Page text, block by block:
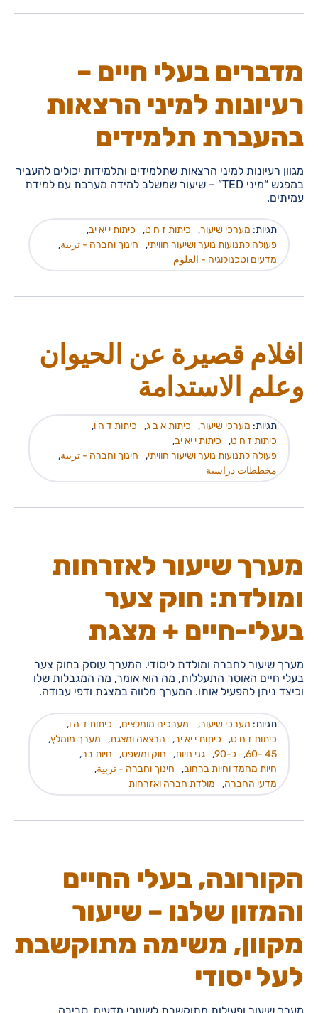
מדברים בעלי חיים –
רעיונות למיני הרצאות
בהעברת תלמידים
מגוון רעיונות למיני הרצאות שתלמידים ותלמידות יכולים להעביר
במפגש “מיני TED” – שיעור שמשלב למידה מערבת עם למידת
עמיתים.
תגיות: מערכי שיעור, כיתות ז ח ט, כיתות י יא יב,
פעולה לתנועות נוער ושיעור חוויתי, חינוך וחברה - تربية,
מדעים וטכנולוגיה - العلوم
افلام قصيرة عن الحيوان
وعلم الاستدامة
תגיות: מערכי שיעור, כיתות א ב ג, כיתות ד ה ו,
כיתות ז ח ט, כיתות י יא יב,
פעולה לתנועות נוער ושיעור חוויתי, חינוך וחברה - تربية,
مخططات دراسية
מערך שיעור לאזרחות
ומולדת: חוק צער
בעלי-חיים + מצגת
מערך שיעור לחברה ומולדת ליסודי. המערך עוסק בחוק צער
בעלי חיים האוסר התעללות, מה הוא אומר, מה המגבלות שלו
וכיצד ניתן להפעיל אותו. המערך מלווה במצגת ודפי עבודה.
תגיות: מערכי שיעור, מערכים מומלצים, כיתות ד ה ו,
כיתות ז ח ט, כיתות י יא יב, הרצאה ומצגת, מערך מומלץ,
45 -60
, כ-90 , גני חיות, חוק ומשפט, חיות בר,
חיות מחמד וחיות ברחוב, חינוך וחברה - تربية,
מדעי החברה, מולדת חברה ואזרחות
הקורונה, בעלי החיים
והמזון שלנו – שיעור
מקוון, משימה מתוקשבת
לעל יסודי
מערך שיעור ופעילות מתוקשבת לשעורי מדעים, סביבה